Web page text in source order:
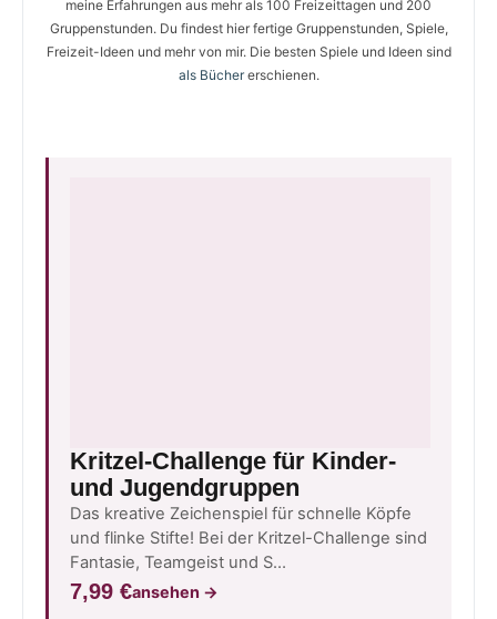
meine Erfahrungen aus mehr als 100 Freizeittagen und 200
Gruppenstunden. Du findest hier fertige Gruppenstunden, Spiele,
Freizeit-Ideen und mehr von mir. Die besten Spiele und Ideen sind
als Büchererschienen.
Kritzel-Challenge für Kinder-
und Jugendgruppen
Das kreative Zeichenspiel für schnelle Köpfe
und flinke Stifte! Bei der Kritzel-Challenge sind
Fantasie, Teamgeist und S…
7,99 €ansehen →